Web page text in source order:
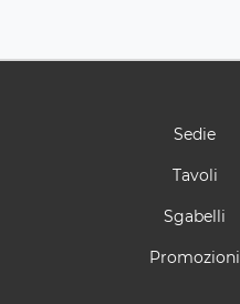
Sedie
Tavoli
Sgabelli
Promozioni